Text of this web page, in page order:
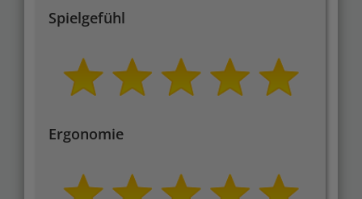
Spielgefühl
Ergonomie